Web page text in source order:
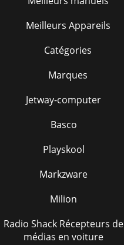
Meilleurs Appareils
Catégories
Marques
Jetway-computer
Basco
Playskool
Markzware
Milion
Radio Shack Récepteurs de
médias en voiture